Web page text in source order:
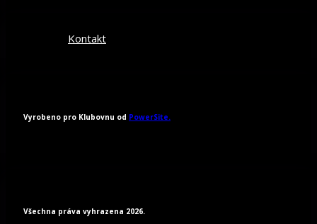
Kontakt
Vyrobeno pro Klubovnu od PowerSite.
Všechna práva vyhrazena 2026.